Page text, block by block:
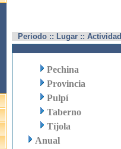
Periodo :: Lugar :: Actividad
Pechina
Provincia
Pulpí
Taberno
Tíjola
Anual